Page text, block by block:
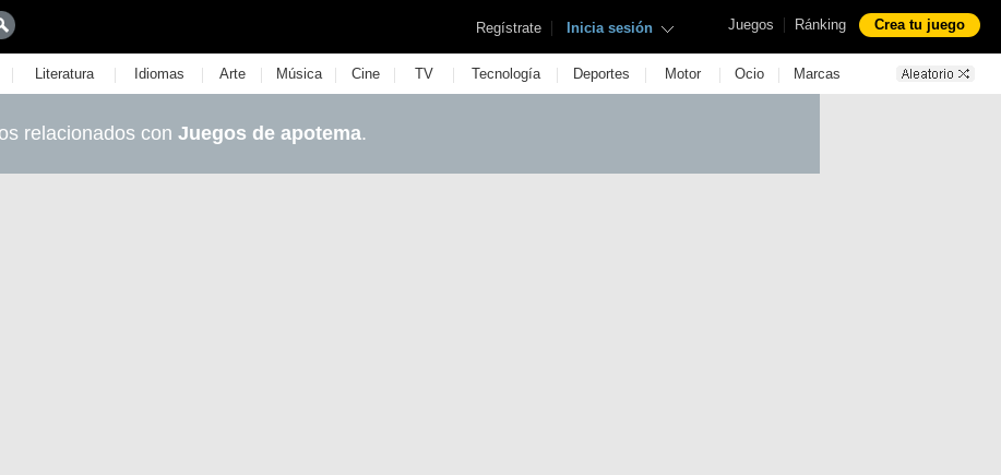
Juegos | Ránking Crea tu juego
Regístrate | Inicia sesión
| Literatura | Idiomas | Arte | Música | Cine | TV | Tecnología | Deportes | Motor | Ocio | Marcas
relacionados con Juegos de apotema.